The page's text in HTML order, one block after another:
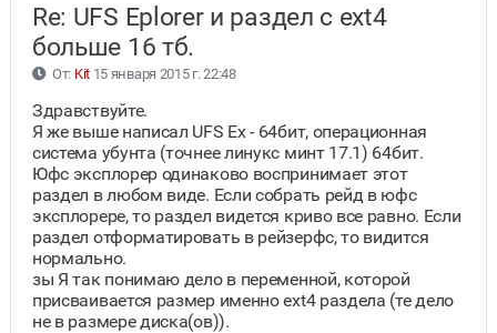
Re: UFS Eplorer и раздел с ext4
больше 16 тб.
От: Kit15 января 2015 г. 22:48
Здравствуйте.
Я же выше написал UFS Ex - 64бит, операционная
система убунта (точнее линукс минт 17.1) 64бит.
Юфс эксплорер одинаково воспринимает этот
раздел в любом виде. Если собрать рейд в юфс
эксплорере, то раздел видется криво все равно. Если
раздел отформатировать в рейзерфс, то видится
нормально.
зы Я так понимаю дело в переменной, которой
присваивается размер именно ext4 раздела (те дело
не в размере диска(ов)).